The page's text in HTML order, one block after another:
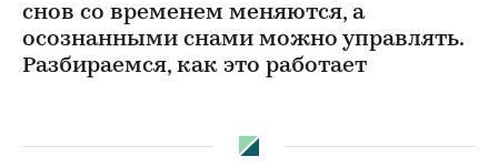
снов со временем меняются, а
осознанными снами можно управлять.
Разбираемся, как это работает